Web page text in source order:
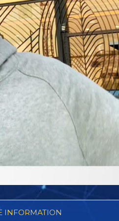
INFORMATION